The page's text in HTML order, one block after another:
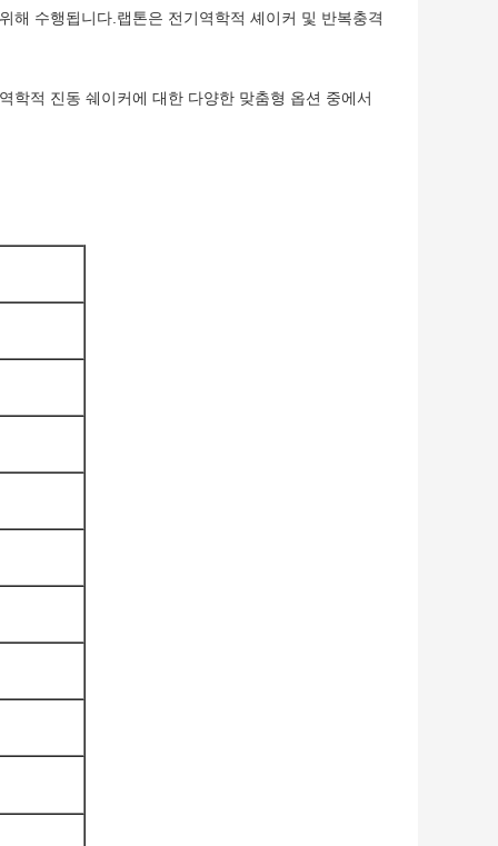
해 수행됩니다.랩톤은 전기역학적 셰이커 및 반복충격
학적 진동 쉐이커에 대한 다양한 맞춤형 옵션 중에서